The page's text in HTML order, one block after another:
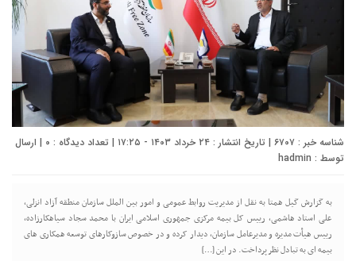
شناسه خبر : ۶۷۰۷ | تاریخ انتشار : ۲۴ خرداد ۱۴۰۳ - ۱۷:۲۵ | تعداد دیدگاه : ۰ | ارسال
توسط : hadmin
به گزارش گیل همتا به نقل از مدیریت روابط عمومی و امور بین الملل سازمان منطقه آزاد انزلی،
علی استاد هاشمی، رییس کل بیمه مرکزی جمهوری اسلامی ایران با محمد سجاد سیاهکارزاده،
رییس هیأت مدیره و مدیرعامل سازمان، دیدار کرده و در خصوص سازوکارهای توسعه همکاری های
بیمه ای به تبادل نظر پرداخت. در این […]